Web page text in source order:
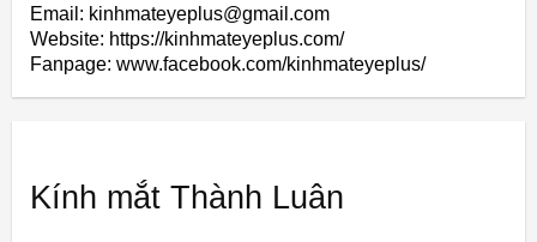
Email: kinhmateyeplus@gmail.com
Website: https://kinhmateyeplus.com/
Fanpage: www.facebook.com/kinhmateyeplus/
Kính mắt Thành Luân